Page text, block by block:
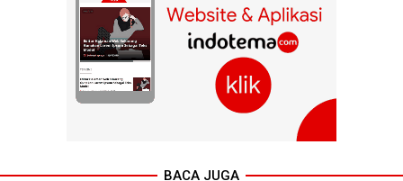
BACA JUGA